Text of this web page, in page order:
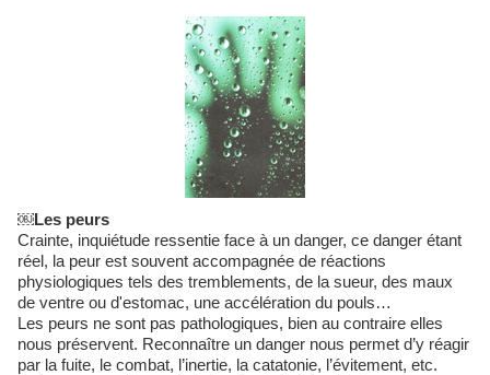
￼Les peurs
Crainte, inquiétude ressentie face à un danger, ce danger étant
réel, la peur est souvent accompagnée de réactions
physiologiques tels des tremblements, de la sueur, des maux
de ventre ou d'estomac, une accélération du pouls…
Les peurs ne sont pas pathologiques, bien au contraire elles
nous préservent. Reconnaître un danger nous permet d’y réagir
par la fuite, le combat, l’inertie, la catatonie, l’évitement, etc.